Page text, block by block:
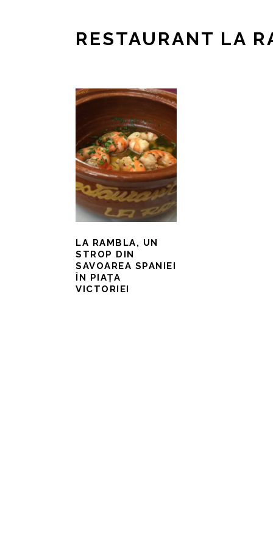
RESTAURANT LA
LA RAMBLA, UN
STROP DIN
SAVOAREA SPANIEI
ÎN PIAȚA
VICTORIEI